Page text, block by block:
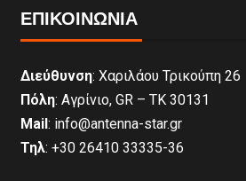
ΕΠΙΚΟΙΝΩΝΊΑ
Διεύθυνση: Χαριλάου Τρικούπη 26
Πόλη: Αγρίνιο, GR – ΤΚ 30131
Mail: info@antenna-star.gr
Τηλ: +30 26410 33335-36